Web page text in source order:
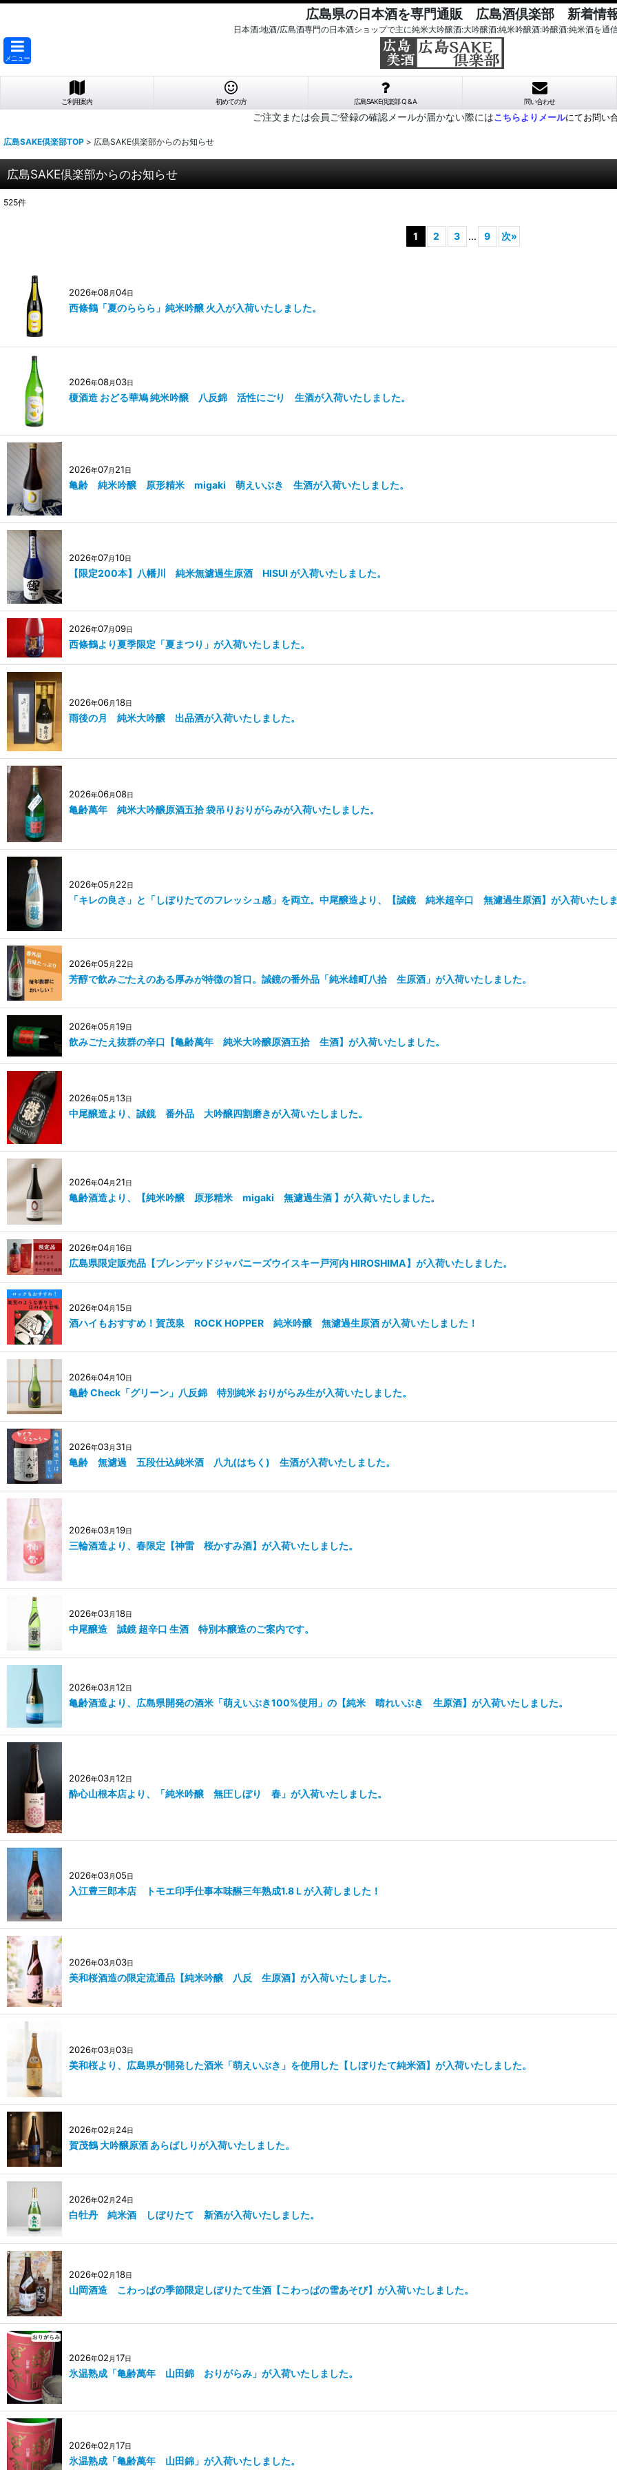
広島県の日本酒を専門通販 広島酒倶楽部 新着情
日本酒:地酒/広島酒専門の日本酒ショップで主に純米大吟醸酒:大吟醸酒:純米吟醸酒:吟醸酒:純米酒を通
メニュー
ご利用案内 初めての方 広島SAKE倶楽部 Q & A 問い合わせ
ご注文または会員ご登録の確認メールが届かない際にはこちらよりメールにてお問い
広島SAKE倶楽部TOP > 広島SAKE倶楽部からのお知らせ
広島SAKE倶楽部からのお知らせ
525件
1 2 3 ... 9 次»
2026年08月04日
西條鶴「夏のららら」純米吟醸 火入が入荷いたしました。
2026年08月03日
榎酒造 おどる華鳩 純米吟醸 八反錦 活性にごり 生酒が入荷いたしました。
2026年07月 21日
亀齢 純米吟醸 原形精米 migaki 萌えいぶき 生酒が入荷いたしました。
2026年07月10日
【限定200本】八幡川 純米無濾過生原酒 HISUI が入荷いたしました。
2026年07月09日
西條鶴より夏季限定「夏まつり」が入荷いたしました。
2026年06月18日
雨後の月 純米大吟醸 出品酒が入荷いたしました。
2026年06月08日
亀齢萬年 純米大吟醸原酒五拾 袋吊りおりがらみが入荷いたしました。
2026年05 月 22日
「キレの良さ」と「しぼりたてのフレッシュ感」を両立。中尾醸造より、【誠鏡 純米超辛口 無濾過生原酒】が入荷いたし
2026年05 月 22日
芳醇で飲みごたえのある厚みが特徴の旨口。誠鏡の番外品「純米雄町八拾 生原酒」が入荷いたしました。
2026年05 月19日
飲みごたえ抜群の辛口【亀齢萬年 純米大吟醸原酒五拾 生酒】が入荷いたしました。
2026年05 月13日
中尾醸造より、誠鏡 番外品 大吟醸四割磨きが入荷いたしました。
2026年04月 21日
亀齢酒造より、【純米吟醸 原形精米 migaki 無濾過生酒 】が入荷いたしました。
2026年04月16日
広島県限定販売品【ブレンデッドジャパニーズウイスキー戸河内 HIROSHIMA】が入荷いたしました。
2026年04月15日
酒ハイもおすすめ！賀茂泉 ROCK HOPPER 純米吟醸 無濾過生原酒 が入荷いたしました！
2026年04月10日
亀齢 Check「グリーン」八反錦 特別純米 おりがらみ生が入荷いたしました。
2026年03月 31日
亀齢 無濾過 五段仕込純米酒 八九(はちく) 生酒が入荷いたしました。
2026年03月19日
三輪酒造より、春限定【神雷 桜かすみ酒】が入荷いたしました。
2026年03月18日
中尾醸造 誠鏡 超辛口 生酒 特別本醸造のご案内です。
2026年03月12日
亀齢酒造より、広島県開発の酒米「萌えいぶき100%使用」の【純米 晴れいぶき 生原酒】が入荷いたしました。
2026年03月12日
酔心山根本店より、「純米吟醸 無圧しぼり 春」が入荷いたしました。
2026年03月05日
入江豊三郎本店 トモエ印手仕事本味醂三年熟成1.8Ｌが入荷しました！
2026年03月03日
美和桜酒造の限定流通品【純米吟醸 八反 生原酒】が入荷いたしました。
2026年03月03日
美和桜より、広島県が開発した酒米「萌えいぶき」を使用した【しぼりたて純米酒】が入荷いたしました。
2026年02 月 24日
賀茂鶴 大吟醸原酒 あらばしりが入荷いたしました。
2026年02 月 24日
白牡丹 純米酒 しぼりたて 新酒が入荷いたしました。
2026年02 月18日
山岡酒造 こわっぱの季節限定しぼりたて生酒【こわっぱの雪あそび】が入荷いたしました。
2026年02 月17日
氷温熟成「亀齢萬年 山田錦 おりがらみ」が入荷いたしました。
2026年02 月17日
氷温熟成「亀齢萬年 山田錦」が入荷いたしました。